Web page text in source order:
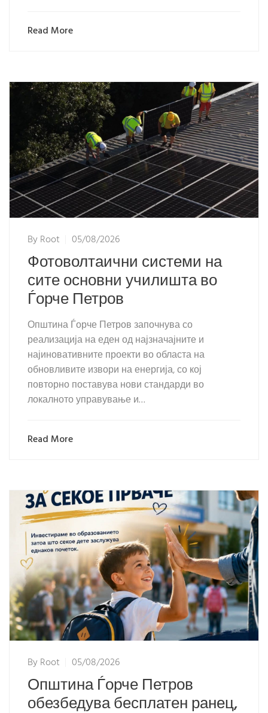
Read More
ByRoot 05/08/2026
Фотоволтаични системи на
сите основни училишта во
Ѓорче Петров
Општина Ѓорче Петров започнува со
реализација на еден од најзначајните и
најиновативните проекти во областа на
обновливите извори на енергија, со кој
повторно поставува нови стандарди во
локалното управување и…
Read More
ByRoot 05/08/2026
Општина Ѓорче Петров
обезбедува бесплатен ранец,